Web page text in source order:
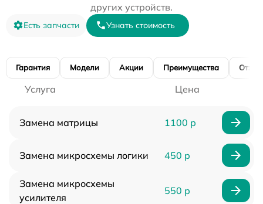
других устройств.
Есть запчасти Узнать стоимость
Гарантия Модели Акции Преимущества
Услуга Цена
Замена матрицы 1100 р
Замена микросхемы логики 450 р
Замена микросхемы
усилителя
550 р